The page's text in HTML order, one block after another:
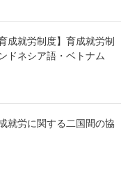
参事官 安藤 公一
主査 鈴木 栄之心
（代表電話）03(5253)1111
成就労制度】育成就労制
ドネシア語・ベトナム
就労に関する二国間の協